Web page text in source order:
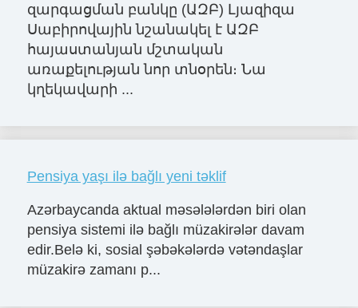
զարգացման բանկը (ԱԶԲ) Լյազիզա
Սաբիրովային նշանակել է ԱԶԲ
հայաստանյան մշտական
առաքելության նոր տնօրեն։ Նա
կղեկավարի ...
Pensiya yaşı ilə bağlı yeni təklif
Azərbaycanda aktual məsələlərdən biri olan
pensiya sistemi ilə bağlı müzakirələr davam
edir.Belə ki, sosial şəbəkələrdə vətəndaşlar
müzakirə zamanı p...